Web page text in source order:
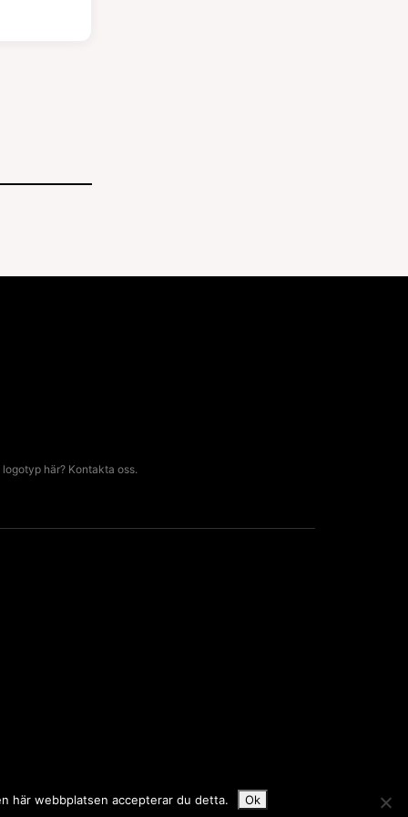
logotyp här? Kontakta oss.
här webbplatsen accepterar du detta. Ok